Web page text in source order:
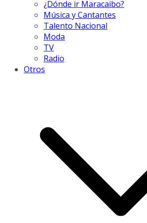
¿Dónde ir Maracaibo?
Música y Cantantes
Talento Nacional
Moda
TV
Radio
Otros